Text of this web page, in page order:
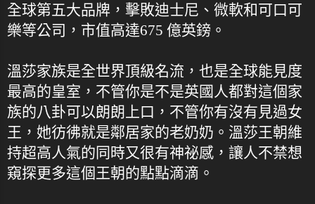
全球第五大品牌，擊敗迪士尼、微軟和可口可
樂等公司，市值高達675 億英鎊。
溫莎家族是全世界頂級名流，也是全球能見度
最高的皇室，不管你是不是英國人都對這個家
族的八卦可以朗朗上口，不管你有沒有見過女
王，她彷彿就是鄰居家的老奶奶。溫莎王朝維
持超高人氣的同時又很有神祕感，讓人不禁想
窺探更多這個王朝的點點滴滴。